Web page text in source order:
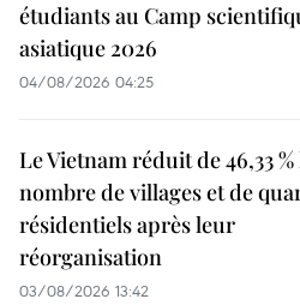
étudiants au Camp
asiatique 2026
04/08/2026 04:25
Le Vietnam réduit de 46,33 %
nombre de villages et de
résidentiels après leur
réorganisation
03/08/2026 13:42